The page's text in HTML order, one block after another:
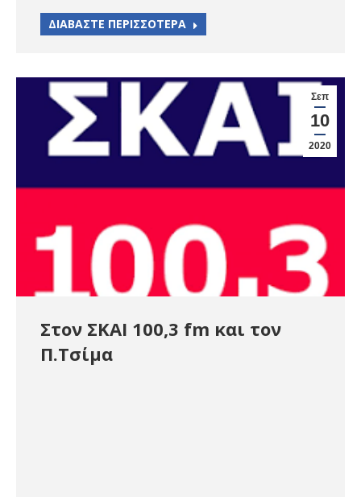
ΔΙΑΒΑΣΤΕ ΠΕΡΙΣΣΟΤΕΡΑ
Σεπ
10
2020
Στον ΣΚΑΙ 100,3 fm και τον
Π.Τσίμα